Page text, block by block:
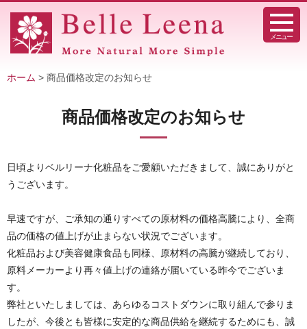
メニュー
ホーム > 商品価格改定のお知らせ
商品価格改定のお知らせ
日頃よりベルリーナ化粧品をご愛顧いただきまして、誠にありがと
うございます。
早速ですが、ご承知の通りすべての原材料の価格高騰により、全商
品の価格の値上げが止まらない状況でございます。
化粧品および美容健康食品も同様、原材料の高騰が継続しており、
原料メーカーより再々値上げの連絡が届いている昨今でございま
す。
弊社といたしましては、あらゆるコストダウンに取り組んで参りま
したが、今後とも皆様に安定的な商品供給を継続するためにも、誠